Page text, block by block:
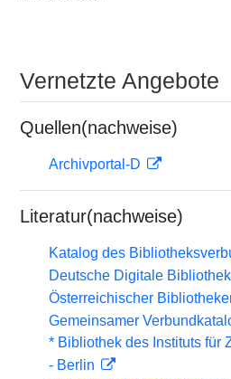
Vernetzte Angebote
Quellen(nachweise)
Archivportal-D
Literatur(nachweise)
Katalog des
Deutsche Digitale Bibliothek
Österreichischer
Gemeinsamer
* Bibliothek des Instituts für
- Berlin